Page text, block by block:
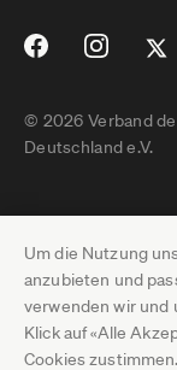
Um die Nutzung
anzubieten und
verwenden wir und
Klick auf «Alle
Cookies
© 2026 Verband
Deutschland e.V.
Impressum
Datenschutz
Pressebereich